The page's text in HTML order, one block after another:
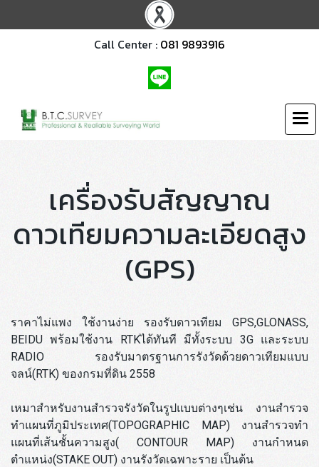
Call Center : 081 9893916
เครื่องรับสัญญาณ
ดาวเทียมความละเอียดสูง
(GPS)
ราคาไม่แพง ใช้งานง่าย รองรับดาวเทียม GPS,GLONASS,
BEIDU พร้อมใช้งาน RTKได้ทันที มีทั้งระบบ 3G และระบบ
RADIO รองรับมาตรฐานการรังวัดด้วยดาวเทียมแบบ
จลน์(RTK) ของกรมที่ดิน 2558
เหมาสำหรับงานสำรวจรังวัดในรูปแบบต่างๆเช่น งานสำรวจ
ทำแผนที่ภูมิประเทศ(TOPOGRAPHIC MAP) งานสำรวจทำ
แผนที่เส้นชั้นความสูง( CONTOUR MAP) งานกำหนด
ตำแหน่ง(STAKE OUT) งานรังวัดเฉพาะราย เป็นต้น